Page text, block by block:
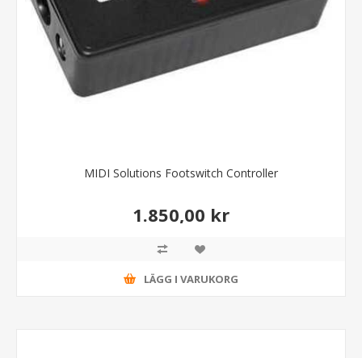
MIDI Solutions Footswitch Controller
1.850,00 kr
LÄGG I VARUKORG